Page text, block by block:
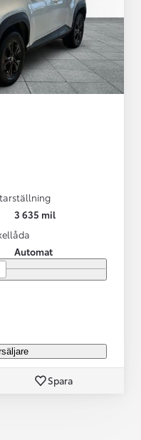
3 635 mil
Automat
Spara